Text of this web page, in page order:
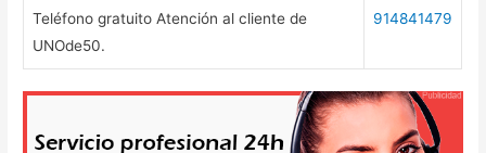
Teléfono gratuito Atención al cliente de
UNOde50.
914841479